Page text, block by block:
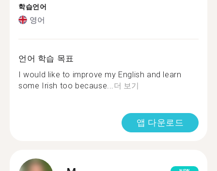
학습언어
영어
언어 학습 목표
I would like to improve my English and learn
some Irish too because... 더 보기
앱 다운로드